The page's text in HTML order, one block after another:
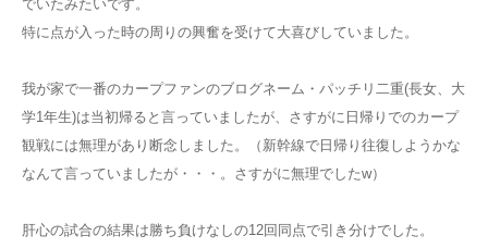
でいたみたいです。
特に点が入った時の周りの興奮を受けて大喜びしていました。
我が家で一番のカープファンのブログネーム・パッチリ二重(長女、大
学1年生)は当初帰ると言っていましたが、さすがに日帰りでのカープ
観戦には無理があり断念しました。（新幹線で日帰り往復しようかな
なんて言っていましたが・・・。さすがに無理でしたw）
肝心の試合の結果は勝ち負けなしの12回同点で引き分けでした。